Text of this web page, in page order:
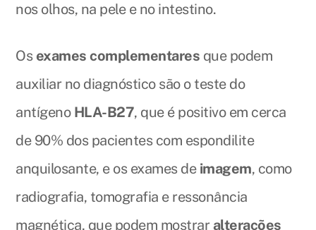
nos olhos, na pele e no intestino.
Os exames complementares que podem
auxiliar no diagnóstico são o teste do
antígeno HLA-B27, que é positivo em cerca
de 90% dos pacientes com espondilite
anquilosante, e os exames de imagem, como
radiografia, tomografia e ressonância
magnética, que podem mostrar alterações